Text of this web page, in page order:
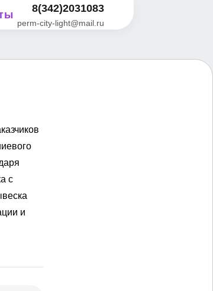
8(342)2031083
perm-city-light@mail.ru
с
и